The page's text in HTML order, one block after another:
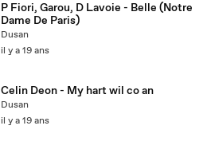
P Fiori, Garou, D Lavoie - Belle (Notre
Dame De Paris)
Dusan
il y a 19 ans
Celin Deon - My hart wil co an
Dusan
il y a 19 ans